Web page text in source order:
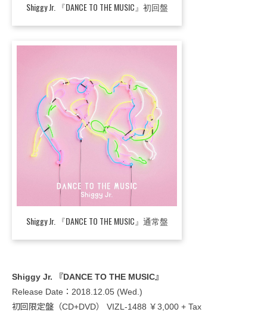
Shiggy Jr. 『DANCE TO THE MUSIC』初回盤
Shiggy Jr. 『DANCE TO THE MUSIC』通常盤
Shiggy Jr. 『DANCE TO THE MUSIC』
Release Date：2018.12.05 (Wed.)
初回限定盤（CD+DVD） VIZL-1488 ￥3,000 + Tax